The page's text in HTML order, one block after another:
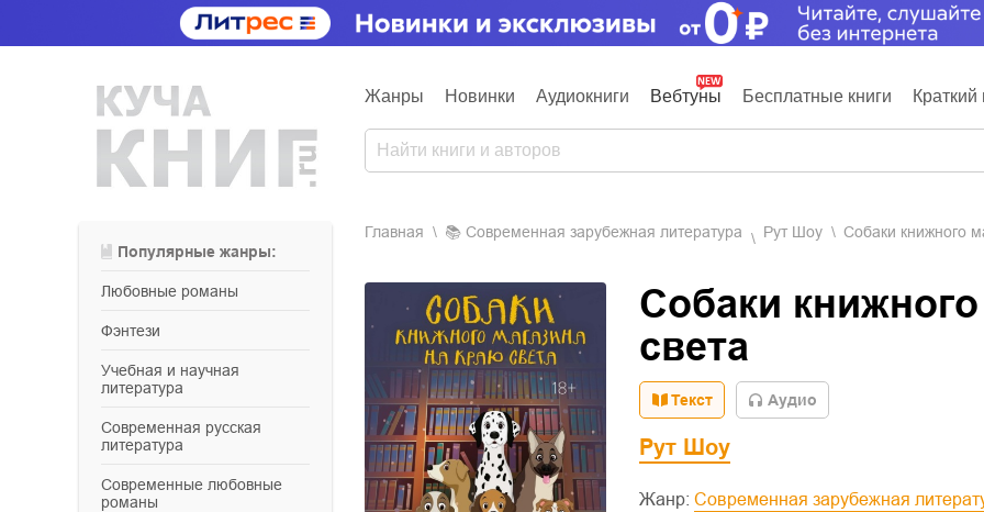
Жанры Новинки Аудиокниги Вебтуны Бесплатные книги Краткий
Популярные жанры:
любовные романы
фэнтези
учебная и научная
литература
современная русская
литература
современные любовные
романы
Главная 📚 современная зарубежная литература Рут Шоу Собаки книжного
Собаки
света
Текст Aудио
Рут Шоу
Жанр:
Современная зарубежная